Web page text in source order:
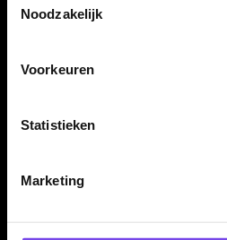
Noodzakelijk
Voorkeuren
Statistieken
Marketing
20.000+ artikelen op voorraad
Deskundig advies van echte darters